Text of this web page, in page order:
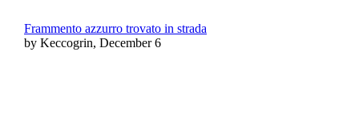
Frammento azzurro trovato in strada
by Keccogrin, December 6